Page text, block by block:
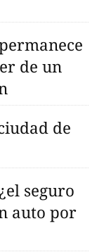
de un
de
seguro
auto por